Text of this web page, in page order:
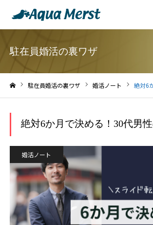
駐在員婚活の裏ワザ
駐在員婚活の裏ワザ 婚活ノート 絶対6か月
絶対6か月で決める！30代男
婚活ノート